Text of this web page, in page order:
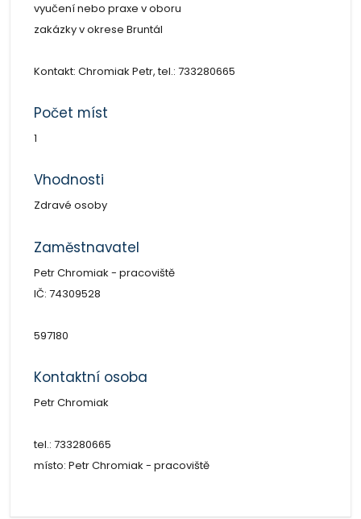
vyučení nebo praxe v oboru
zakázky v okrese Bruntál
Kontakt: Chromiak Petr, tel.: 733280665
Počet míst
1
Vhodnosti
Zdravé osoby
Zaměstnavatel
Petr Chromiak - pracoviště
IČ: 74309528
597180
Kontaktní osoba
Petr Chromiak
tel.: 733280665
místo: Petr Chromiak - pracoviště